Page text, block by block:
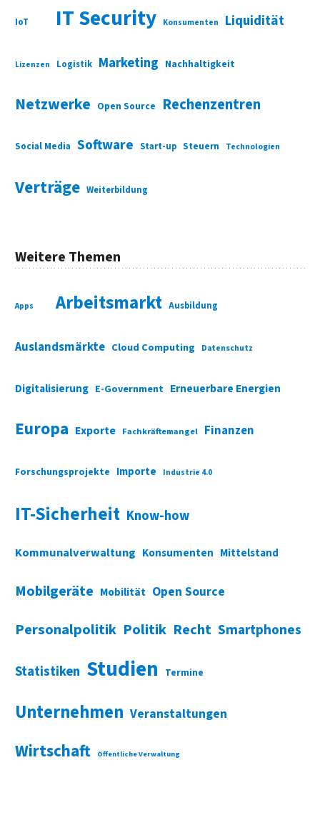
IoT IT Security Konsumenten Liquidität
Lizenzen Logistik Marketing Nachhaltigkeit
Netzwerke Open Source Rechenzentren
Social Media Software Start-up Steuern Technologien
Verträge Weiterbildung
Weitere Themen
Apps Arbeitsmarkt Ausbildung
Auslandsmärkte Cloud Computing Datenschutz
Digitalisierung E-Government Erneuerbare Energien
Europa Exporte Fachkräftemangel Finanzen
Forschungsprojekte Importe Industrie 4.0
IT-Sicherheit Know-how
Kommunalverwaltung Konsumenten Mittelstand
Mobilgeräte Mobilität Open Source
Personalpolitik Politik Recht Smartphones
Statistiken Studien Termine
Unternehmen Veranstaltungen
Wirtschaft Öffentliche Verwaltung